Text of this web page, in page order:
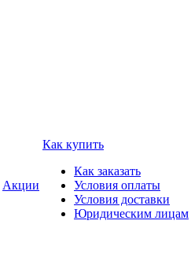
Акции
Как купить
Как заказать
Условия оплаты
Условия доставки
Юридическим лицам